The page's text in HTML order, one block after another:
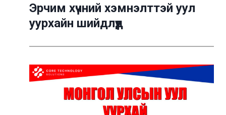
Эрчим хүчний хэмнэлттэй уул
уурхайн шийдлүүд